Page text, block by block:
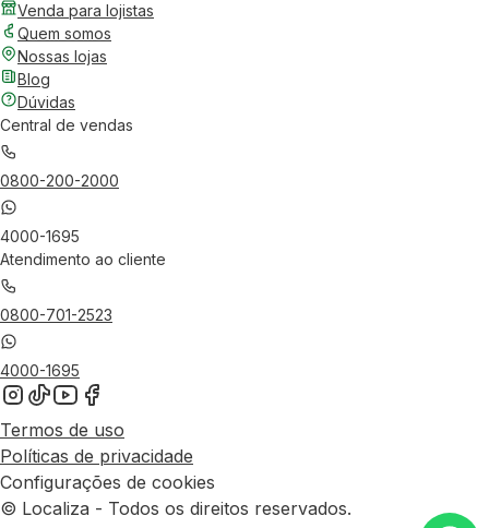
Venda para lojistas
Quem somos
Nossas lojas
Blog
Dúvidas
Central de vendas
0800-200-2000
4000-1695
Atendimento ao cliente
0800-701-2523
4000-1695
Termos de uso
Políticas de privacidade
Configurações de cookies
© Localiza - Todos os direitos reservados.